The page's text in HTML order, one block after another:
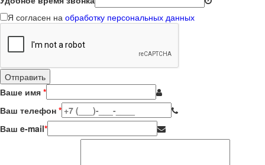
Я согласен на обработку персональных данных
Ваше имя *
Ваш телефон *
Ваш e-mail*